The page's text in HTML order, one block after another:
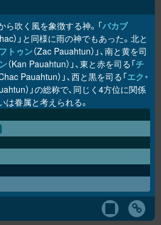
ら吹く風を象徴する神。「バカブ
）」と同様に雨の神でもあった。北と
トゥン（Zac Pauahtun）」、南と黄を司
（Kan Pauahtun）」、東と赤を司る「チ
Chac Pauahtun）」、西と黒を司る「エク・
）」の総称で、同じく4方位に関係
眷属と考えられる。